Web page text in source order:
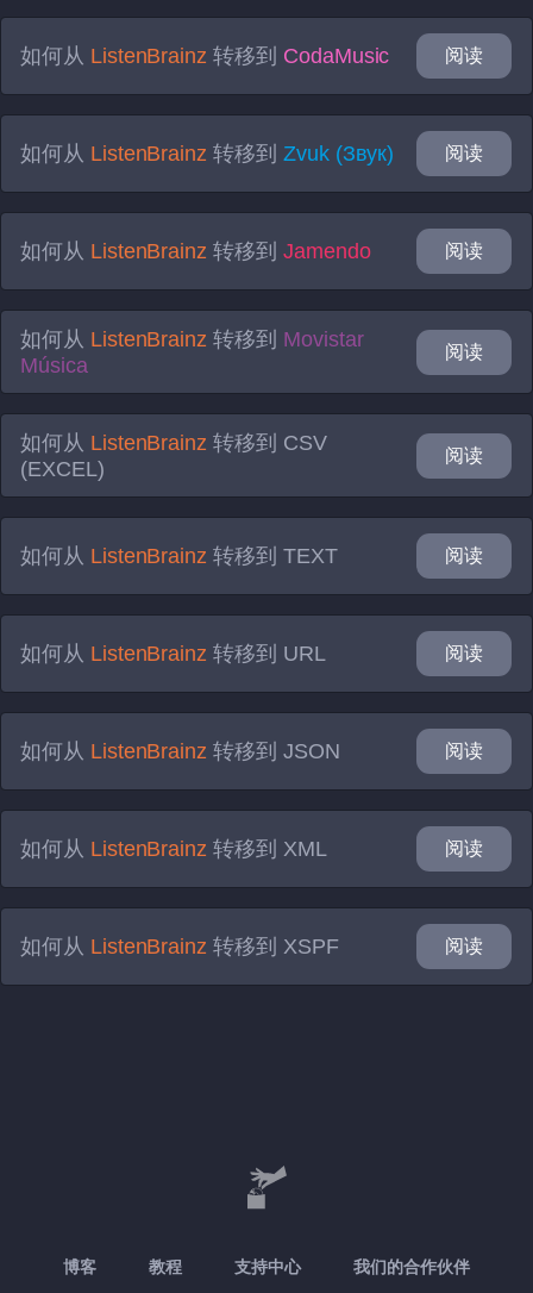
如何从 ListenBrainz 转移到 CodaMusic 阅读
如何从 ListenBrainz 转移到 Zvuk (Звук) 阅读
如何从 ListenBrainz 转移到 Jamendo 阅读
如何从 ListenBrainz 转移到 Movistar
Música
阅读
如何从 ListenBrainz 转移到 CSV
(EXCEL)
阅读
如何从 ListenBrainz 转移到 TEXT 阅读
如何从 ListenBrainz 转移到 URL 阅读
如何从 ListenBrainz 转移到 JSON 阅读
如何从 ListenBrainz 转移到 XML 阅读
如何从 ListenBrainz 转移到 XSPF 阅读
博客 教程 支持中心 我们的合作伙伴